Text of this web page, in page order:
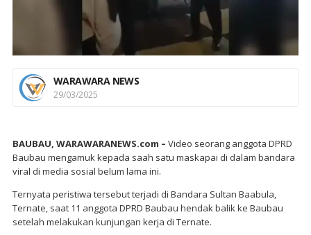
WARAWARA NEWS
29/03/2025
BAUBAU, WARAWARANEWS.com – Video seorang anggota DPRD
Baubau mengamuk kepada saah satu maskapai di dalam bandara
viral di media sosial belum lama ini.
Ternyata peristiwa tersebut terjadi di Bandara Sultan Baabula,
Ternate, saat 11 anggota DPRD Baubau hendak balik ke Baubau
setelah melakukan kunjungan kerja di Ternate.